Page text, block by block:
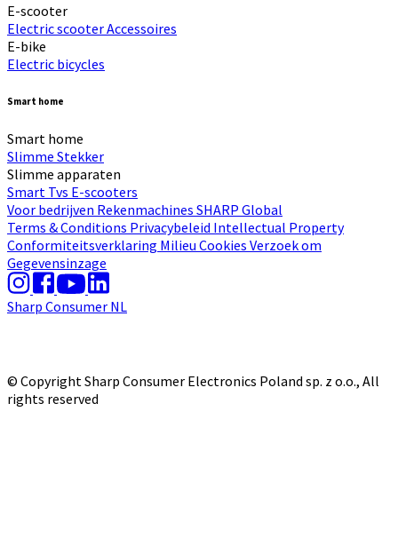
E-scooter
Electric scooterAccessoires
E-bike
Electric bicycles
Smart home
Smart home
Slimme Stekker
Slimme apparaten
Smart Tvs E-scooters
Voor bedrijven Rekenmachines SHARP Global
Terms & Conditions Privacybeleid Intellectual Property
Conformiteitsverklaring Milieu Cookies Verzoek om
Gegevensinzage
Sharp Consumer NL
© Copyright Sharp Consumer Electronics Poland sp. z o.o., All
rights reserved